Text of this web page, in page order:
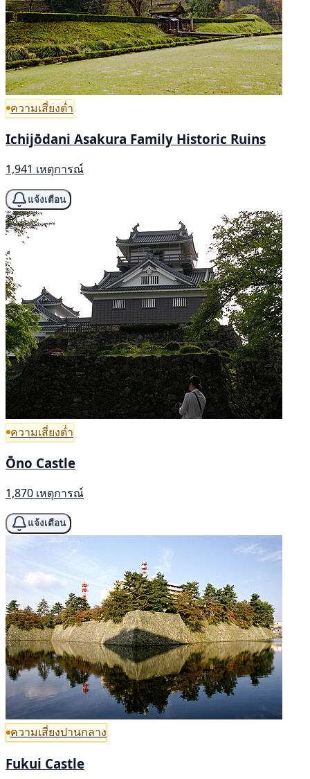
ความเสี่ยงต่ำ
Ichijōdani Asakura Family Historic Ruins
1,941 เหตุการณ์
แจ้งเตือน
ความเสี่ยงต่ำ
Ōno Castle
1,870 เหตุการณ์
แจ้งเตือน
ความเสี่ยงปานกลาง
Fukui Castle